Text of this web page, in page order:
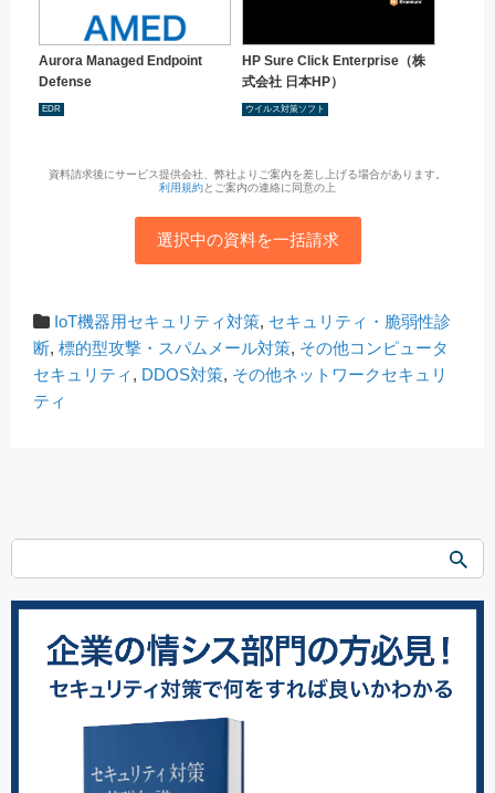
Aurora Managed Endpoint
Defense
EDR
HP Sure Click Enterprise（株
式会社 日本HP）
ウイルス対策ソフト
資料請求後にサービス提供会社、弊社よりご案内を差し上げる場合があります。
利用規約とご案内の連絡に同意の上
選択中の資料を一括請求
IoT機器用セキュリティ対策, セキュリティ・脆弱性診
断, 標的型攻撃・スパムメール対策, その他コンピュータ
セキュリティ , DDOS対策, その他ネットワークセキュリ
ティ